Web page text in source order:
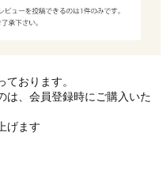
おります。
は、会員登録時にご購入いた
げます